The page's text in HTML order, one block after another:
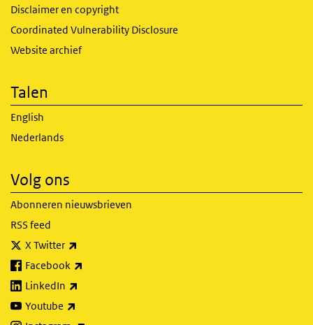
Disclaimer en copyright
Coordinated Vulnerability Disclosure
Website archief
Talen
English
Nederlands
Volg ons
Abonneren nieuwsbrieven
RSS feed
X Twitter
Facebook
LinkedIn
Youtube